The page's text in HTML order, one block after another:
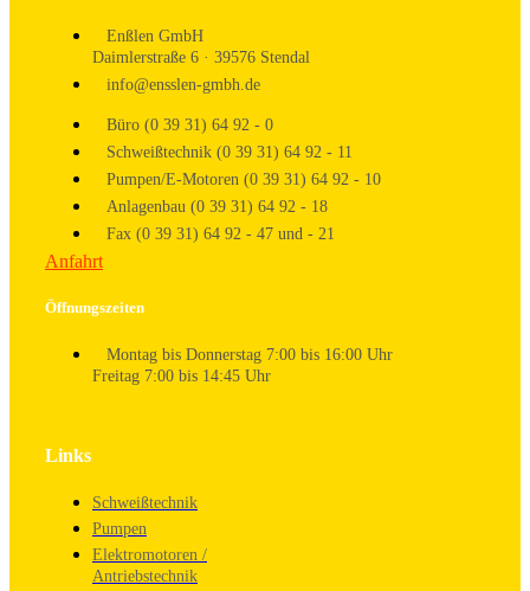
Enßlen GmbH
Daimlerstraße 6 · 39576 Stendal
info@ensslen-gmbh.de
Büro (0 39 31) 64 92 - 0
Schweißtechnik (0 39 31) 64 92 - 11
Pumpen/E-Motoren (0 39 31) 64 92 - 10
Anlagenbau (0 39 31) 64 92 - 18
Fax (0 39 31) 64 92 - 47 und - 21
Anfahrt
Öffnungszeiten
Montag bis Donnerstag 7:00 bis 16:00 Uhr
Freitag 7:00 bis 14:45 Uhr
Links
Schweißtechnik
Pumpen
Elektromotoren /
Antriebstechnik